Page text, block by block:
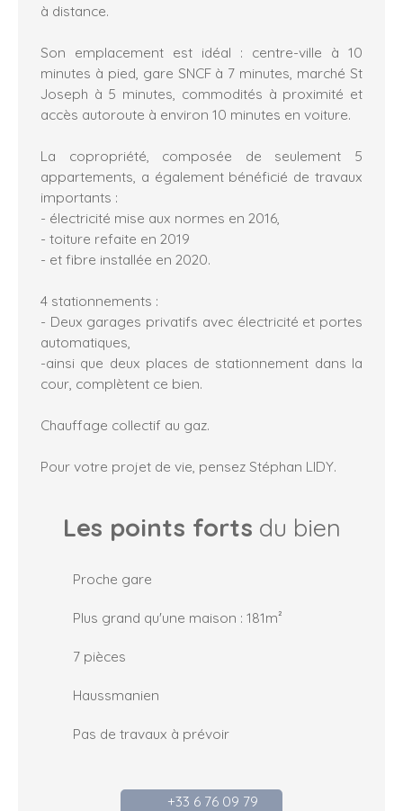
à distance.
Son emplacement est idéal : centre-ville à 10
minutes à pied, gare SNCF à 7 minutes, marché St
Joseph à 5 minutes, commodités à proximité et
accès autoroute à environ 10 minutes en voiture.
La copropriété, composée de seulement 5
appartements, a également bénéficié de travaux
importants :
- électricité mise aux normes en 2016,
- toiture refaite en 2019
- et fibre installée en 2020.
4 stationnements :
- Deux garages privatifs avec électricité et portes
automatiques,
-ainsi que deux places de stationnement dans la
cour, complètent ce bien.
Chauffage collectif au gaz.
Pour votre projet de vie, pensez Stéphan LIDY.
Les points forts du bien
Proche gare
Plus grand qu'une maison : 181m²
7 pièces
Haussmanien
Pas de travaux à prévoir
+33 6 76 09 79